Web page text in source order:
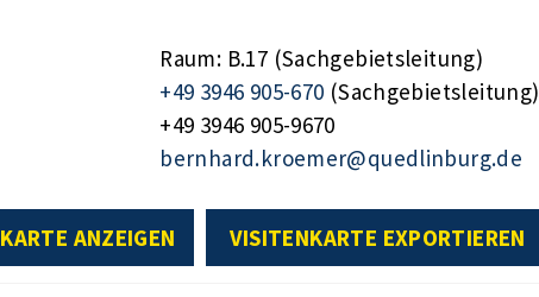
Raum: B.17 (Sachgebietsleitung)
+49 3946 905-670 (Sachgebietsleitung)
+49 3946 905-9670
bernhard.kroemer@quedlinburg.de
KARTE ANZEIGEN VISITENKARTE EXPORTIEREN